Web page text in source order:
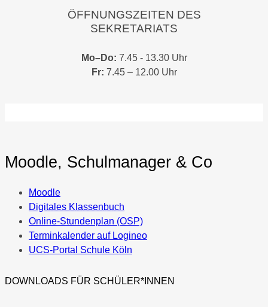
ÖFFNUNGSZEITEN DES
SEKRETARIATS
Mo–Do: 7.45 - 13.30 Uhr
Fr: 7.45 – 12.00 Uhr
Moodle, Schulmanager & Co
Moodle
Digitales Klassenbuch
Online-Stundenplan (OSP)
Terminkalender auf Logineo
UCS-Portal Schule Köln
DOWNLOADS FÜR SCHÜLER*INNEN